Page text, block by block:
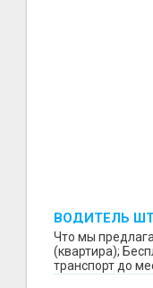
ВОДИТЕЛЬ
ФОМИНСКЕ
Что мы
(квартира);
транспорт до
Бесплатные